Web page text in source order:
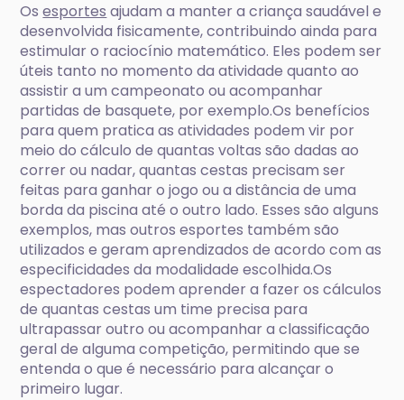
Osesportes ajudam a manter a criança saudável e
desenvolvida fisicamente, contribuindo ainda para
estimular o raciocínio matemático. Eles podem ser
úteis tanto no momento da atividade quanto ao
assistir a um campeonato ou acompanhar
partidas de basquete, por exemplo.Os benefícios
para quem pratica as atividades podem vir por
meio do cálculo de quantas voltas são dadas ao
correr ou nadar, quantas cestas precisam ser
feitas para ganhar o jogo ou a distância de uma
borda da piscina até o outro lado. Esses são alguns
exemplos, mas outros esportes também são
utilizados e geram aprendizados de acordo com as
especificidades da modalidade escolhida.Os
espectadores podem aprender a fazer os cálculos
de quantas cestas um time precisa para
ultrapassar outro ou acompanhar a classificação
geral de alguma competição, permitindo que se
entenda o que é necessário para alcançar o
primeiro lugar.